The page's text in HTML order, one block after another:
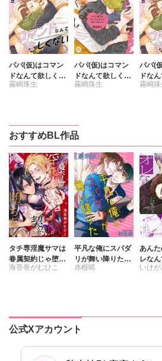
パパ(仮)はコマン
ドなんて欲しくな
い
霧嶋珠生
パパ(仮)はコマン
ドなんて欲しくな
い【単行本版】2
霧嶋珠生
パパ(
ドな
い【合
霧嶋珠
おすすめBL作品
タチ専淫魔サマは
眷属契約じゃ堕ち
ない
海苔巻がむひこ
平凡な俺にスパダ
リが舞い降りた
【豪華版】
赤根晴
あん
レな
本版
いけ
公式Xアカウント